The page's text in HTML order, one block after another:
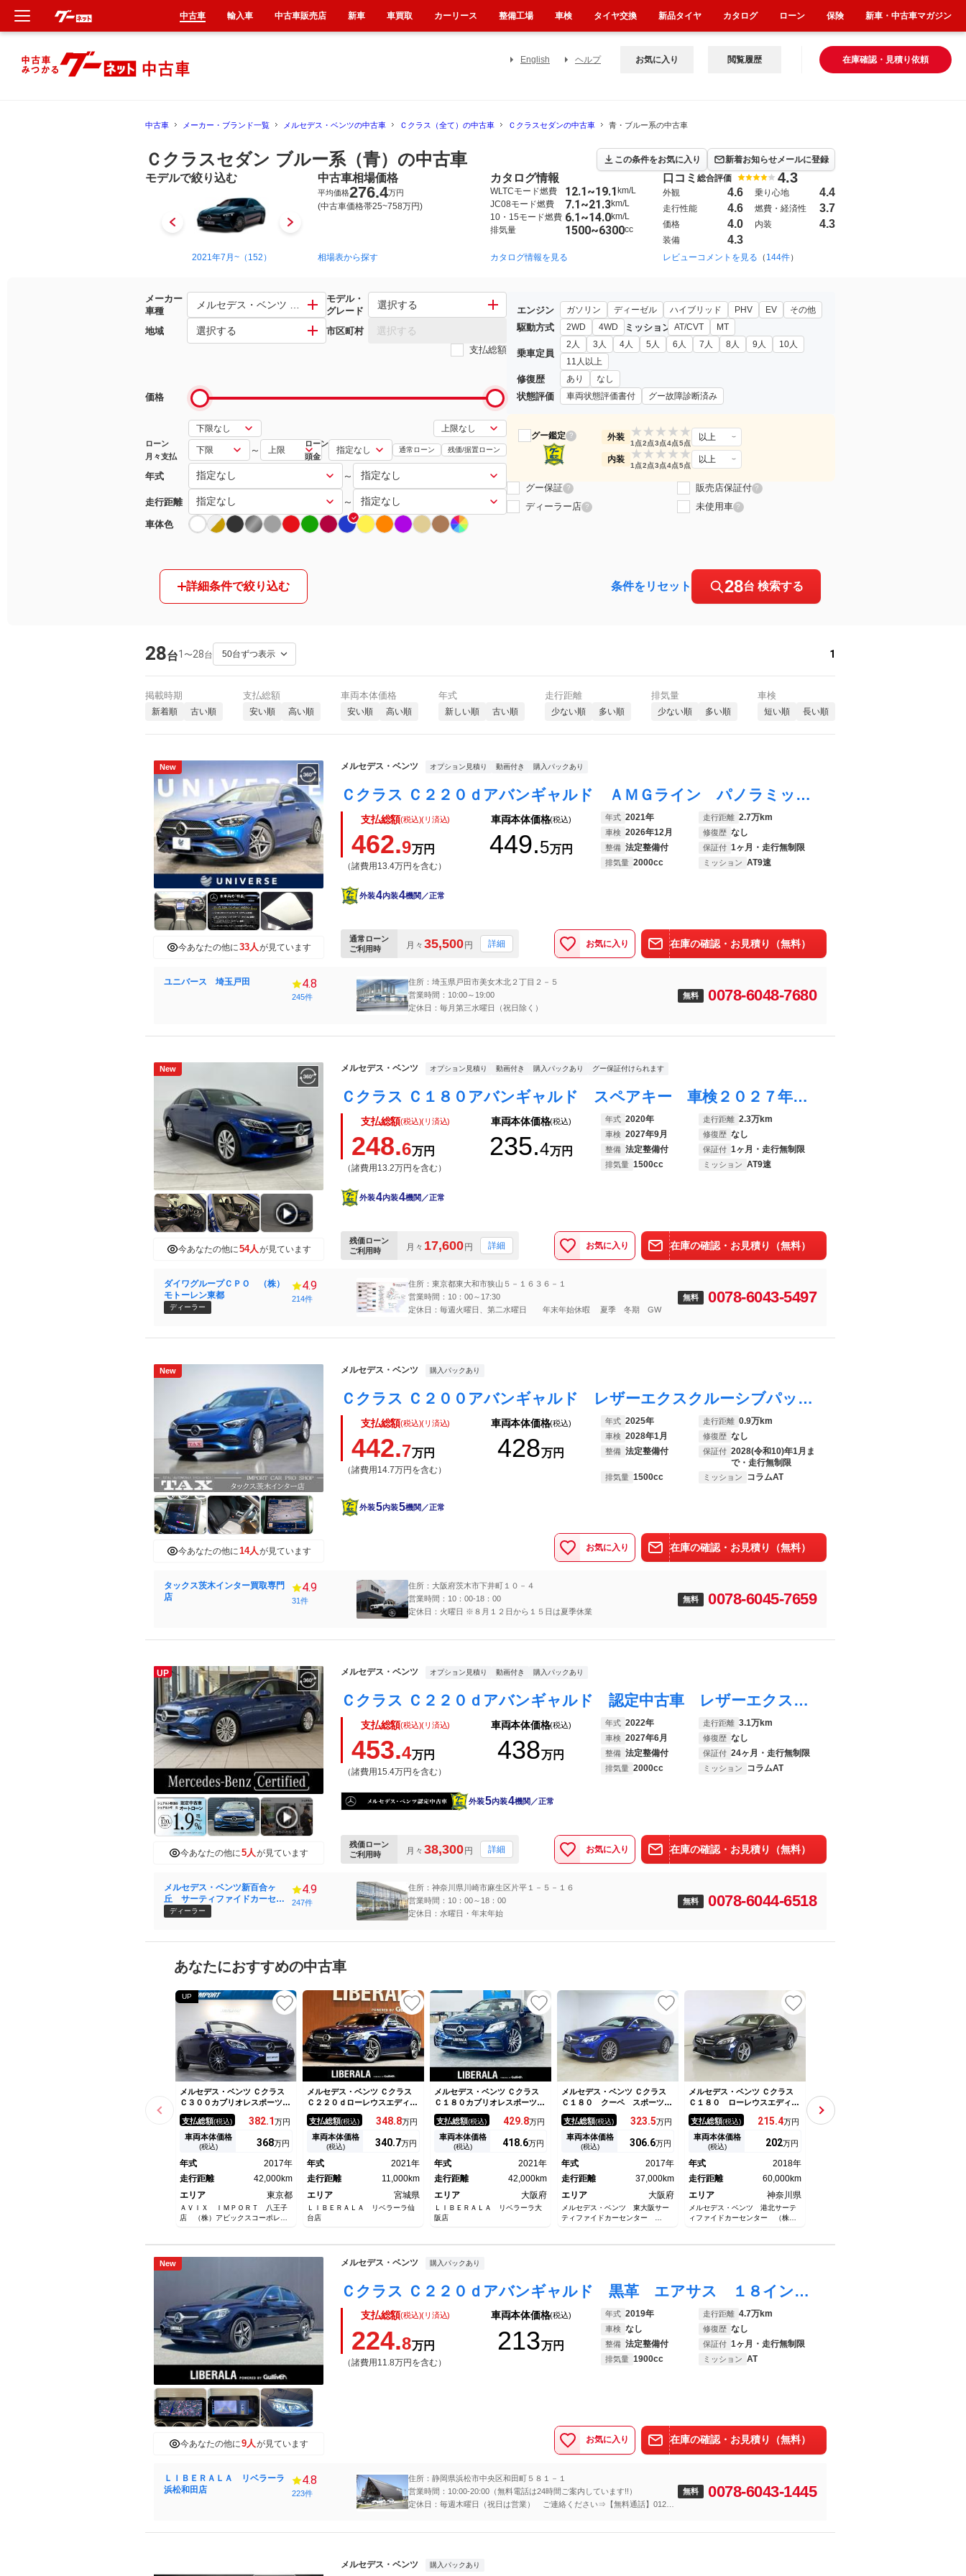
English ヘルプ 在庫確認・見積り依頼
お気に入り 閲覧履歴
中古車 メーカー・ブランド一覧 メルセデス・ベンツの中古車 Ｃクラス（全て）の中古車 Ｃクラスセダンの中古車 青・ブルー系の中古車
Ｃクラスセダン ブルー系（青）の中古車 この条件をお気に入り 新着お知らせメールに登録
モデルで絞り込む
2021年7月~（152） 2014年7月~2022年11月（309） 2007年6月~2016年3月（44） 2000年9月~2007年6月（11） 1993年10月~2000年9月（11）
中古車相場価格
平均価格276.4万円
(中古車価格帯25~758万円)
相場表から探す
カタログ情報
WLTCモード燃費 12.1~19.1 km/L
JC08モード燃費
7.1~21.3km/L
10・15モード燃費 6.1~14.0km/L
排気量
1500~6300cc
カタログ情報を見る
口コミ 総合評価 4.3
外観 4.6 乗り心地 4.4
走行性能 4.6 燃費・経済性 3.7
価格 4.0 内装 4.3
装備 4.3
レビューコメントを見る （ 144件）
メーカー
車種
メルセデス・ベンツ Ｃクラスセダン
モデル・
グレード
選択する
地域 選択する 市区町村 選択する
支払総額
価格
ローン
月々支払
～
ローン
頭金
通常ローン 残価/据置ローン
年式 ～
走行距離 ～
車体色
エンジン ガソリン ディーゼル ハイブリッド PHV EV その他
駆動方式 2WD 4WD ミッション AT/CVT MT
乗車定員
2人 3人 4人 5人 6人 7人 8人 9人
10人
11人以上
修復歴 あり なし
状態評価 車両状態評価書付 グー故障診断済み
グー鑑定 ? 外装 ★
1点
★
2点
★
3点
★
4点
★
5点
以上
内装 ★
1点
★
2点
★
3点
★
4点
★
5点
以上
グー保証 ? 販売店保証付 ?
ディーラー店 ? 未使用車 ?
詳細条件で絞り込む 条件をリセット 28台 検索する
28台1 〜28台 1
掲載時期
新着順 古い順
支払総額
安い順 高い順
車両本体価格
安い順 高い順
年式
新しい順 古い順
走行距離
少ない順 多い順
排気量
少ない順 多い順
車検
短い順 長い順
New
今あなたの他に33人が見ています
メルセデス・ベンツ オプション見積り 動画付き 購入パックあり
Ｃクラス Ｃ２２０ｄアバンギャルド ＡＭＧライン パノラミックスライディングルーフ レザーエクスクルーシブ／ベーシック／レーダーセーフティパッケージ ３６０度カメラシステム 純正ナビ 禁煙車 デジタルライト ヘッドアップディスプレイ シートヒーター
支払総額(税込)(リ済込)
462.9万円
（諸費用13.4万円を含む）
車両本体価格(税込)
449.5万円
年式 2021年 走行距離 2.7万km
車検 2026年12月 修復歴 なし
整備 法定整備付 保証付 1ヶ月・走行無制限
排気量 2000cc ミッション AT9速
外装4内装4機関／正常
通常ローン
ご利用時
月々 35,500円 詳細 お気に入り 在庫の確認・お見積り（無料）
ユニバース 埼玉戸田 4.8
245件
住所：埼玉県戸田市美女木北２丁目２－５
営業時間：10:00～19:00
定休日：毎月第三水曜日（祝日除く）
無料 0078-6048-7680
New
今あなたの他に54人が見ています
メルセデス・ベンツ オプション見積り 動画付き 購入パックあり グー保証付けられます
Ｃクラス Ｃ１８０アバンギャルド スペアキー 車検２０２７年９月２７日 アダプティブクルーズコントロール 純正ナビゲーション バックカメラ Ａｐｐｌｅ Ｃａｒ Ｐｌａｙ Ａｎｄｒｏｉｄ Ａｕｔｏ
支払総額(税込)(リ済込)
248.6万円
（諸費用13.2万円を含む）
車両本体価格(税込)
235.4万円
年式 2020年 走行距離 2.3万km
車検 2027年9月 修復歴 なし
整備 法定整備付 保証付 1ヶ月・走行無制限
排気量 1500cc ミッション AT9速
外装4内装4機関／正常
残価ローン
ご利用時
月々 17,600円 詳細 お気に入り 在庫の確認・お見積り（無料）
ダイワグループＣＰＯ （株）
モトーレン東都
ディーラー
4.9
214件
住所：東京都東大和市狭山５－１６３６－１
営業時間：10：00～17:30
定休日：毎週火曜日、第二水曜日 年末年始休暇 夏季 冬期 GW
無料 0078-6043-5497
New
今あなたの他に14人が見ています
メルセデス・ベンツ 購入パックあり
Ｃクラス Ｃ２００アバンギャルド レザーエクスクルーシブパッケージ ブラック本革シート シートヒーター＆ベンチレーター Ｂｕｒｍｅｓｔｅｒサラウンドサウンドシステム ワイヤレスチャージング フットトランクオープナー 禁煙車
支払総額(税込)(リ済込)
442.7万円
（諸費用14.7万円を含む）
車両本体価格(税込)
428万円
年式 2025年 走行距離 0.9万km
車検 2028年1月 修復歴 なし
整備 法定整備付 保証付 2028(令和10)年1月ま
で・走行無制限
排気量 1500cc ミッション コラムAT
外装5内装5機関／正常
お気に入り 在庫の確認・お見積り（無料）
タックス茨木インター買取専門
店
4.9
31件
住所：大阪府茨木市下井町１０－４
営業時間：10：00-18：00
定休日：火曜日 ※８月１２日から１５日は夏季休業
無料 0078-6045-7659
UP
今あなたの他に5人が見ています
メルセデス・ベンツ オプション見積り 動画付き 購入パックあり
Ｃクラス Ｃ２２０ｄアバンギャルド 認定中古車 レザーエクスクルーシブＰＫＧ ブルメスターサラウンドサウンド シートヒーター マキアートベージュ内装 ヘッドアップディスプレイ サンルーフ アンビエントライト６４色 ３６０度カメラ
支払総額(税込)(リ済込)
453.4万円
（諸費用15.4万円を含む）
車両本体価格(税込)
438万円
年式 2022年 走行距離 3.1万km
車検 2027年6月 修復歴 なし
整備 法定整備付 保証付 24ヶ月・走行無制限
排気量 2000cc ミッション コラムAT
外装5内装4機関／正常
残価ローン
ご利用時
月々 38,300円 詳細 お気に入り 在庫の確認・お見積り（無料）
メルセデス・ベンツ新百合ヶ
丘 サーティファイドカーセン
ター （株）シュテルン世田谷
ディーラー
4.9
247件
住所：神奈川県川崎市麻生区片平１－５－１６
営業時間：10：00～18：00
定休日：水曜日・年末年始
無料 0078-6044-6518
あなたにおすすめの中古車
UP
メルセデス・ベンツ Ｃクラス
Ｃ３００カブリオレスポーツ
アイボリー革 シートヒーター
＆エアスカーフ エアバランス
パッケージ 純正ＨＤＤナビ地
デジＢカメラ レーダーセーフ
ＰＴＳ ＬＥＤインテリジェン
トライト 専用１９ＡＷ 禁煙
支払総額(税込) 382.1万円
車両本体価格
(税込) 368万円
年式
2017年
走行距離
42,000km
エリア
東京都
ＡＶＩＸ ＩＭＰＯＲＴ 八王子
店 （株）アビックスコーポレー
メルセデス・ベンツ Ｃクラス
Ｃ２２０ｄローレウスエディシ
ョンスポーツプラスパック レ
ーダーセーフティＰＫＧ パノ
ラミックスライディングルー
フ 純正ナビ フルセグＴＶ
ーター パワーシート マルチ
ビームＬＥＤ １８インチＡ
レコ
支払総額(税込) 348.8万円
車両本体価格
(税込) 340.7万円
年式
2021年
走行距離
11,000km
エリア
宮城県
ＬＩＢＥＲＡＬＡ リベラーラ仙
台店
メルセデス・ベンツ Ｃクラス
Ｃ１８０カブリオレスポーツ
レーダーセーフティ ＡＣＣ
ＨＵＤ 純正ナビ ＴＶ バッ
クカメラ ａｐｐｌｅｃａｒｐ
ｌａｙ 純正１９インチＡＷ
モリ付きパワーシート シート
ヒーター 電動ソフトトップ
支払総額(税込) 429.8万円
車両本体価格
(税込) 418.6万円
年式
2021年
走行距離
42,000km
エリア
大阪府
ＬＩＢＥＲＡＬＡ リベラーラ大
阪店
メルセデス・ベンツ Ｃクラス
Ｃ１８０ クーペ スポーツ
スポーツプラスパッケージ
支払総額(税込) 323.5万円
車両本体価格
(税込) 306.6万円
年式
2017年
走行距離
37,000km
エリア
大阪府
メルセデス・ベンツ 東大阪サー
ティファイドカーセンター
メルセデス・ベンツ Ｃクラス
Ｃ１８０ ローレウスエディシ
ョン レーダーセーフティパッ
ケー ジ
支払総額(税込) 215.4万円
車両本体価格
(税込) 202万円
年式
2018年
走行距離
60,000km
エリア
神奈川県
メルセデス・ベンツ 港北サーテ
ィファイドカーセンター （株）
Ｃ２００ ローレウスエディシ
ョン スポーツプラスパッケー
ジ レーダーセーフティーパッ
支払総額
New
今あなたの他に9人 が見ています
メルセデス・ベンツ 購入パックあり
Ｃクラス Ｃ２２０ｄアバンギャルド 黒革 エアサス １８インチＡＭＧ５ツインスポークＡＷ ＡＭＧスポーツステアリング レーダーセーフティＰＫＧ アクティブブレーキアシスト アクティブレーンキーピングアシスト アンビエントライト６４色
支払総額(税込)(リ済込)
224.8万円
（諸費用11.8万円を含む）
車両本体価格(税込)
213万円
年式 2019年 走行距離 4.7万km
車検 なし 修復歴 なし
整備 法定整備付 保証付 1ヶ月・走行無制限
排気量 1900cc ミッション AT
お気に入り 在庫の確認・お見積り（無料）
ＬＩＢＥＲＡＬＡ リベラーラ
浜松和田店
4.8
223件
住所：静岡県浜松市中央区和田町５８１－１
営業時間：10:00-20:00（無料電話は24時間ご案内しています!!）
定休日：毎週木曜日（祝日は営業） ご連絡ください⇒【無料通話】0120-
無料 0078-6043-1445
メルセデス・ベンツ 購入パックあり
中古車 輸入車 中古車販売店 新車 車買取 カーリース 整備工場 車検 タイヤ交換 新品タイヤ カタログ ローン 保険 新車・中古車マガジン
新車